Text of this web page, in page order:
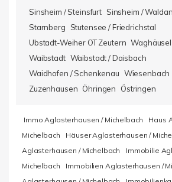
Sinsheim / Steinsfurt Sinsheim /
Starnberg
Stutensee / Friedrichstal
Ubstadt-Weiher OT Zeutern
Waibstadt Waibstadt / Daisbach
Waidhofen / Schenkenau Wiesenbach
Zuzenhausen Öhringen Östringen
Immo Aglasterhausen / Michelbach
Haus
Michelbach
Häuser Aglasterhausen /
Aglasterhausen / Michelbach
Immobilie
Michelbach
Immobilien Aglasterhausen /